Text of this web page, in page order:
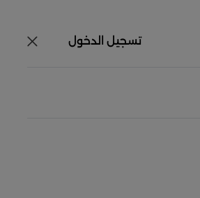
تسجيل الدخول